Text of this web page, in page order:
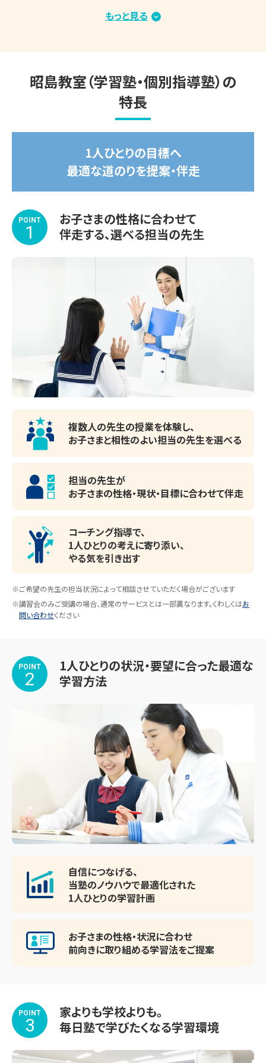
んな小さなことでもお気軽にお声かけください
▽夏期講習期間
2026年7月14日(火)～8月31日(月)
受講する教科や学習内容、スケジュールもお子さま専用で
苦手な1教科から受講OK！
涼しくて集中できる学習環境を整えてお待ちしております。
※講習会のみお申し込みいただいた場合、通常のサービス
内容と一部異なります。詳しくはお問い合わせください。
★昭島教室の合格実績
東京学芸大学・横浜国立大学・東京都立大学・慶応義塾大
学・早稲田大学・学習院大学・明治大学・中央大学・青山学院
学・駒澤大学・専修大学・帝京大学・明星大学・帝京平成大
学・防衛大学・女子栄養大学・北多摩看護専門、日本女子大
学・大妻女子大学・昭和女子大学・東京家政大学・東京女子
大学　他多数
校・東大和南高校・小平高校・上水高校・小平南高校・東大和
高校・田無高校・日野高校・冨士森高校・府中西高校・福生高
園高校・聖徳学園高校・昭和第一学園高校・東海大菅生高
校・八王子実践高校・啓明学園高校　他多数
立川国際中等教育学校・明治大学付属八王子中学校・八王
子学園中学校・武蔵野大学中学校・工学院大学附属中学校・
明星中学校・文化学園大学杉並中学校・聖徳学園中学校・啓
明学園中学校・東海大菅生中等部
もっと見る
昭島教室（学習塾・個別指導塾）の
特長
1人ひとりの目標へ
最適な道のりを提案・伴走
POINT
1
お子さまの性格に合わせて
伴走する、選べる担当の先生
複数人の先生の授業を体験し、
お子さまと相性のよい担当の先生を選べる
担当の先生が
お子さまの性格・現状・目標に合わせて伴走
コーチング指導で、
1人ひとりの考えに寄り添い、
やる気を引き出す
※ご希望の先生の担当状況によって相談させていただく場合がございます
※講習会のみご受講の場合、通常のサービスとは一部異なります。くわしくはお
問い合わせください
POINT
2
1人ひとりの状況・要望に合った最適な
学習方法
自信につなげる、
当塾のノウハウで最適化された
1人ひとりの学習計画
お子さまの性格・状況に合わせ
前向きに取り組める学習法をご提案
POINT
3
家よりも学校よりも。
毎日塾で学びたくなる学習環境